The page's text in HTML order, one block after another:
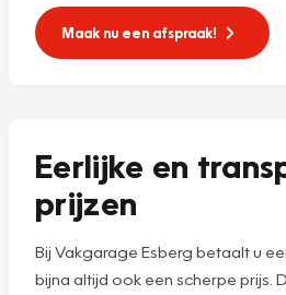
Maak nu een afspraak!
Eerlijke en
prijzen
Bij Vakgarage Esberg betaalt u
bijna altijd ook een scherpe prijs.